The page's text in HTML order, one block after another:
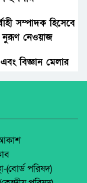
নিয়ে সড়ক
২ যাত্রী নিহত
ধাক্কা এতে
অনেক লোক আহত
সম্পাদক হিসেবে
নুরূণ নেওয়াজ
বিজ্ঞান মেলার
সভা অনুষ্ঠিত।
সভা
আকাশ
(বোর্ড পরিষদ)